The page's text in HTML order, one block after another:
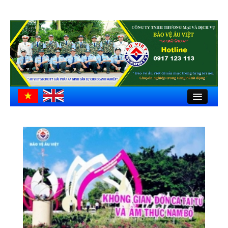
Trang chủ
Giới thiệu
Hồ sơ công ty